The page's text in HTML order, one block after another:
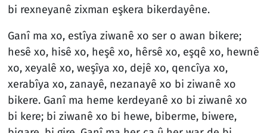
bi rexneyanê zixman eşkera bikerdayêne.
Ganî ma xo, estîya ziwanê xo ser o awan bikere;
hesê xo, hisê xo, heşê xo, hêrsê xo, eşqê xo, hewnê
xo, xeyalê xo, weşîya xo, dejê xo, qencîya xo,
xerabîya xo, zanayê, nezanayê xo bi ziwanê xo
bikere. Ganî ma heme kerdeyanê xo bi ziwanê xo
bi kere; bi ziwanê xo bi hewe, biberme, biwere,